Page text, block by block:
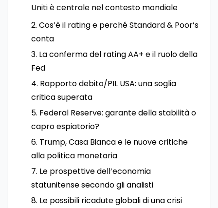
Uniti è centrale nel contesto mondiale
Cos’è il rating e perché Standard & Poor’s
conta
La conferma del rating AA+ e il ruolo della
Fed
Rapporto debito/PIL USA: una soglia
critica superata
Federal Reserve: garante della stabilità o
capro espiatorio?
Trump, Casa Bianca e le nuove critiche
alla politica monetaria
Le prospettive dell’economia
statunitense secondo gli analisti
Le possibili ricadute globali di una crisi